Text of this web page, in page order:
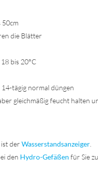
50cm
die Blätter
bis 20°C
14-tägig normal düngen
gleichmäßig feucht halten
der Wasserstandsanzeiger
den Hydro-Gefäßen für Sie